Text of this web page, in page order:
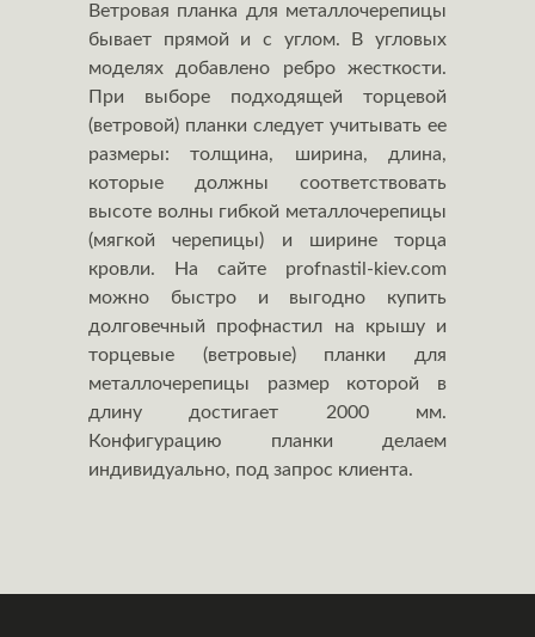
Ветровая планка для металлочерепицы
бывает прямой и с углом. В угловых
моделях добавлено ребро жесткости.
При выборе подходящей торцевой
(ветровой) планки следует учитывать ее
размеры: толщина, ширина, длина,
которые должны соответствовать
высоте волны гибкой металлочерепицы
(мягкой черепицы) и ширине торца
кровли. На сайте profnastil-kiev.com
можно быстро и выгодно купить
долговечный профнастил на крышу и
торцевые (ветровые) планки для
металлочерепицы размер которой в
длину достигает 2000 мм.
Конфигурацию планки делаем
индивидуально, под запрос клиента.